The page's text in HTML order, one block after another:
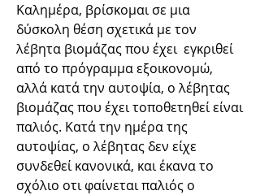
Καλημέρα, βρίσκομαι σε μια
δύσκολη θέση σχετικά με τον
λέβητα βιομάζας που έχει  εγκριθεί
από το πρόγραμμα εξοικονομώ,
αλλά κατά την αυτοψία, ο λέβητας
βιομάζας που έχει τοποθετηθεί είναι
παλιός. Κατά την ημέρα της
αυτοψίας, ο λέβητας δεν είχε
συνδεθεί κανονικά, και έκανα το
σχόλιο οτι φαίνεται παλιός ο